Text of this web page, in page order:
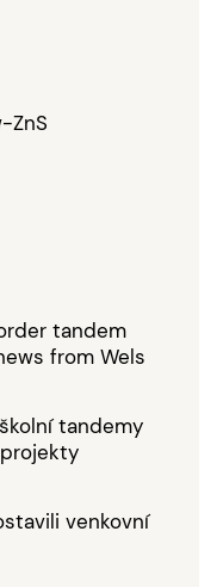
ZnS
tandem
from Wels
tandemy
venkovní